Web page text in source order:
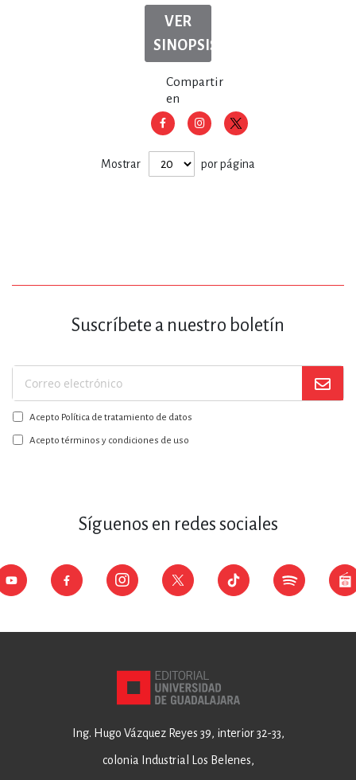
VER
SINOPSIS
Compartir
en
Mostrar por página
Suscríbete a nuestro boletín
Suscríbase
a
nuestro
boletín:
Acepto Política de tratamiento de datos
Acepto términos y condiciones de uso
Síguenos en redes sociales
Ing. Hugo Vázquez Reyes 39, interior 32-33,
colonia Industrial Los Belenes,